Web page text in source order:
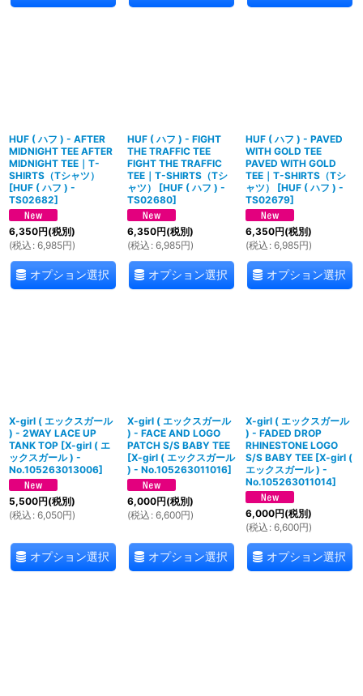
HUF ( ハフ ) - AFTER
MIDNIGHT TEE AFTER
MIDNIGHT TEE｜T-
SHIRTS（Tシャツ）
[HUF ( ハフ ) -
TS02682]
6,350円(税別)
(税込 : 6,985円)
オプション選択
HUF ( ハフ ) - FIGHT
THE TRAFFIC TEE
FIGHT THE TRAFFIC
TEE｜T-SHIRTS（Tシ
ャツ）
[HUF ( ハフ ) -
TS02680]
6,350円(税別)
(税込 : 6,985円)
オプション選択
HUF ( ハフ ) - PAVED
WITH GOLD TEE
PAVED WITH GOLD
TEE｜T-SHIRTS（Tシ
ャツ）
[HUF ( ハフ ) -
TS02679]
6,350円(税別)
(税込 : 6,985円)
オプション選択
X-girl ( エックスガール
) - 2WAY LACE UP
TANK TOP [X-girl ( エ
ックスガール ) -
No.105263013006]
5,500円(税別)
(税込 : 6,050円)
オプション選択
X-girl ( エックスガール
) - FACE AND LOGO
PATCH S/S BABY TEE
[X-girl ( エックスガール
) - No.105263011016]
6,000円(税別)
(税込 : 6,600円)
オプション選択
X-girl ( エックスガール
) - FADED DROP
RHINESTONE LOGO
S/S BABY TEE [X-girl (
エックスガール ) -
No.105263011014]
6,000円(税別)
(税込 : 6,600円)
オプション選択